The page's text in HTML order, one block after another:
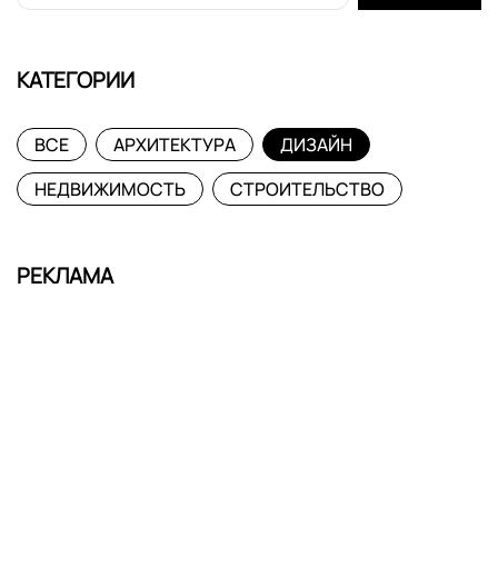
КАТЕГОРИИ
ВСЕ АРХИТЕКТУРА
ДИЗАЙН
НЕДВИЖИМОСТЬ
СТРОИТЕЛЬСТВО
РЕКЛАМА